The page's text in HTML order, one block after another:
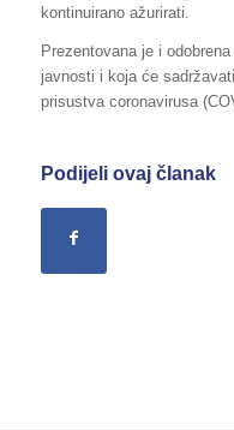
kontinuirano ažurirati.
Prezentovana je i
javnosti i koja će
prisustva coronavirusa
Podijeli ovaj članak